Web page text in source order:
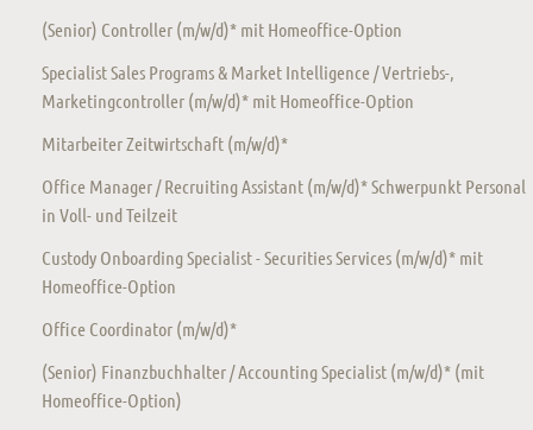
(Senior) Controller (m/w/d)* mit Homeoffice-Option
Specialist Sales Programs & Market Intelligence / Vertriebs-,
Marketingcontroller (m/w/d)* mit Homeoffice-Option
Mitarbeiter Zeitwirtschaft (m/w/d)*
Office Manager / Recruiting Assistant (m/w/d)* Schwerpunkt Personal
in Voll- und Teilzeit
Custody Onboarding Specialist - Securities Services (m/w/d)* mit
Homeoffice-Option
Office Coordinator (m/w/d)*
(Senior) Finanzbuchhalter / Accounting Specialist (m/w/d)* (mit
Homeoffice-Option)